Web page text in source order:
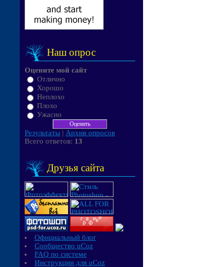
Наш опрос
Оцените мой сайт
Отлично
Хорошо
Неплохо
Плохо
Ужасно
Результаты | Архив опросов
Всего ответов: 13
Друзья сайта
Официальный блог
Сообщество uCoz
FAQ по системе
Инструкции для uCoz